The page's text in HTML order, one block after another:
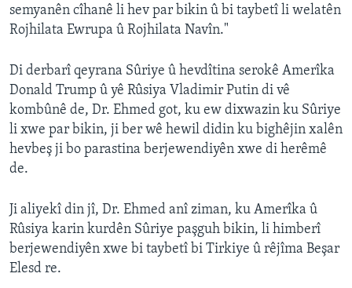
semyanên cîhanê li hev par bikin û bi taybetî li welatên
Rojhilata Ewrupa û Rojhilata Navîn."
Di derbarî qeyrana Sûriye û hevdîtina serokê Amerîka
Donald Trump û yê Rûsiya Vladimir Putin di vê
kombûnê de, Dr. Ehmed got, ku ew dixwazin ku Sûriye
li xwe par bikin, ji ber wê hewil didin ku bighêjin xalên
hevbeş ji bo parastina berjewendiyên xwe di herêmê
de.
Ji aliyekî din jî, Dr. Ehmed anî ziman, ku Amerîka û
Rûsiya karin kurdên Sûriye paşguh bikin, li himberî
berjewendiyên xwe bi taybetî bi Tirkiye û rêjîma Beşar
Elesd re.